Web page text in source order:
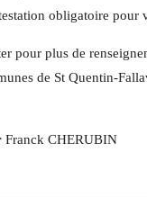
obligatoire pour
pour plus de
de St Quentin-
Franck CHERUBIN